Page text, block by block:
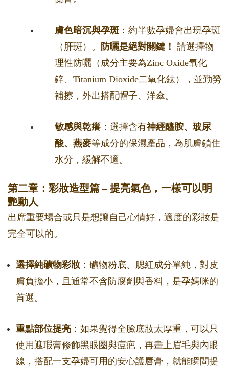
膚色暗沉與孕斑 ：約半數孕婦會出現孕斑
（肝斑）。
防曬是絕對關鍵！ 請選擇物
理性防曬（成分主要為Zinc Oxide氧化
鋅、Titanium Dioxide二氧化鈦），並勤勞
補擦，外出搭配帽子、洋傘。
敏感與乾癢 ：選擇含有神經醯胺、玻尿
酸、燕麥等成分的保濕產品，為肌膚鎖住
水分，緩解不適。
第二章：彩妝造型篇 – 提亮氣色，一樣可以明
艷動人
出席重要場合或只是想讓自己心情好，適度的彩妝是
完全可以的。
選擇純礦物彩妝 ：礦物粉底、腮紅成分單純，對皮
膚負擔小，且通常不含防腐劑與香料，是孕媽咪的
首選。
重點部位提亮 ：如果覺得全臉底妝太厚重，可以只
使用遮瑕膏修飾黑眼圈與痘疤，再畫上眉毛與內眼
線，搭配一支孕婦可用的安心護唇膏，就能瞬間提